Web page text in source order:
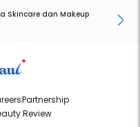
Skincare dan Makeup
Partnership
Review